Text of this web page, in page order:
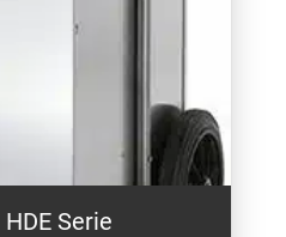
Serie